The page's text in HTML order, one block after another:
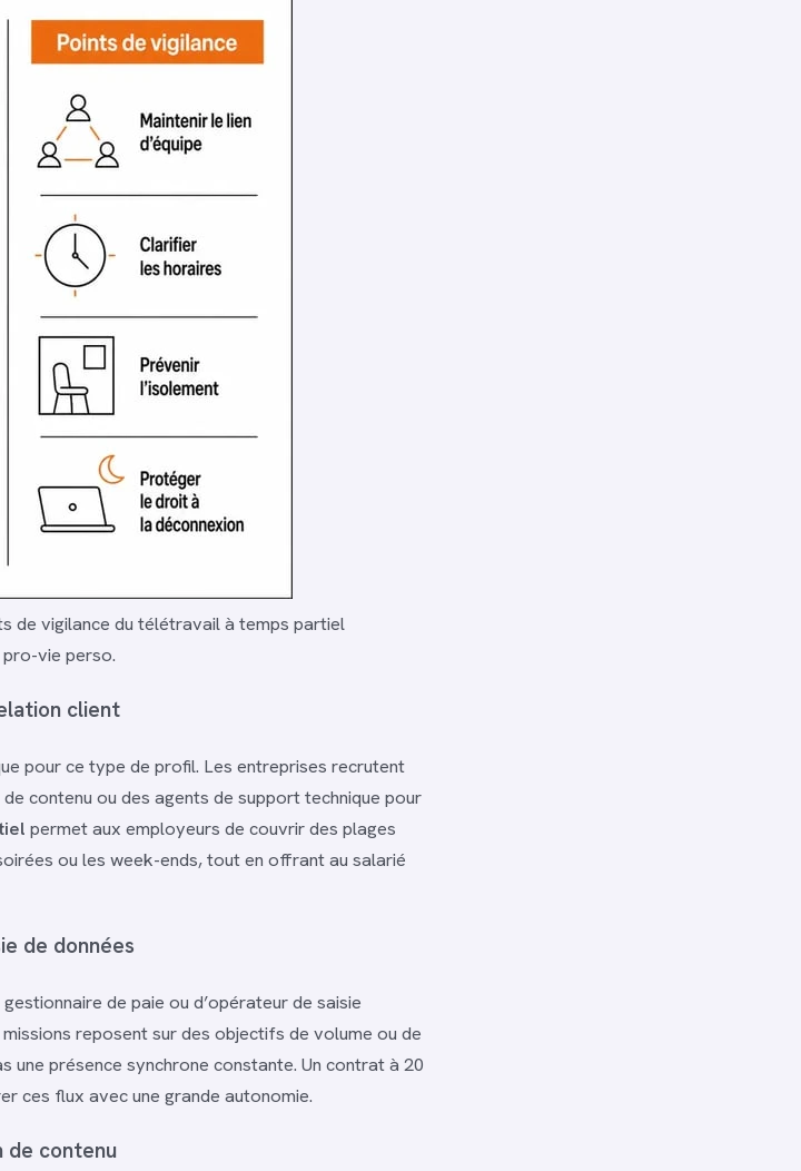
de vigilance du télétravail à temps partiel
vie perso.
client
pour ce type de profil. Les entreprises recrutent
contenu ou des agents de support technique pour
permet aux employeurs de couvrir des plages
ou les week-ends, tout en offrant au salarié
de données
de paie ou d’opérateur de saisie
reposent sur des objectifs de volume ou de
une présence synchrone constante. Un contrat à 20
ces flux avec une grande autonomie.
de contenu